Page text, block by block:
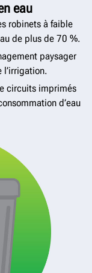
eau
robinets à faible
de plus de 70 %.
paysager
l’irrigation.
circuits imprimés
d’eau